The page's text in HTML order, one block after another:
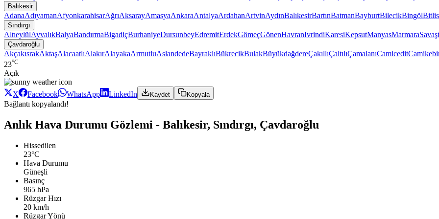
Balıkesir
AdanaAdıyamanAfyonkarahisarAğrıAksarayAmasyaAnkaraAntalyaArdahanArtvinAydınBalıkesirBartınBatmanBayburtBilecikBingölBitlis
Sındırgı
AltıeylülAyvalıkBalyaBandırmaBigadiçBurhaniyeDursunbeyEdremitErdekGömeçGönenHavranIvrindiKaresiKepsutManyasMarmara
Çavdaroğlu
AkçakısrakAktaşAlacaatlıAlakırAlayakaArmutluAslandedeBayraklıBükrecikBulakBüyükdağdereÇakıllıÇaltılıÇamalanıCamicedit
23°C
Açık
X Facebook WhatsApp LinkedIn Kaydet Kopyala
Bağlantı kopyalandı!
Anlık Hava Durumu Gözlemi - Balıkesir, Sındırgı, Çavdaroğlu
Hissedilen
23°C
Hava Durumu
Güneşli
Basınç
965 hPa
Rüzgar Hızı
20 km/h
Rüzgar Yönü